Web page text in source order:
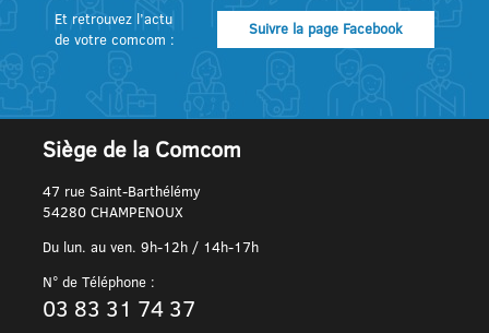
Et retrouvez l’actu
de votre comcom :
Suivre la page Facebook
Siège de la Comcom
47 rue Saint-Barthélémy
54280 CHAMPENOUX
Du lun. au ven. 9h-12h / 14h-17h
N° de Téléphone :
03 83 31 74 37